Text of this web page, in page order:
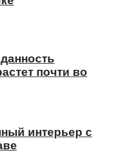
почти во
интерьер с